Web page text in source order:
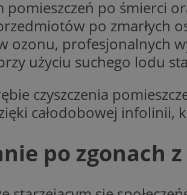
pomieszczeń po śmierci
po zmarłych
ozonu, profesjonalnych
użyciu suchego lodu
czyszczenia
całodobowej infolinii,
po zgonach
Nazwa
OAID
__gpi
_ga_MG4479S3YN
Nazwa
IDE
test_cookie
Nazwa